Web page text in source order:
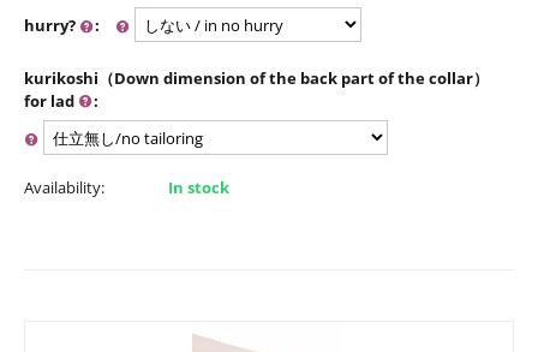
hurry? :
kurikoshi（Down dimension of the back part of the collar）
for lad
:
Availability: In stock